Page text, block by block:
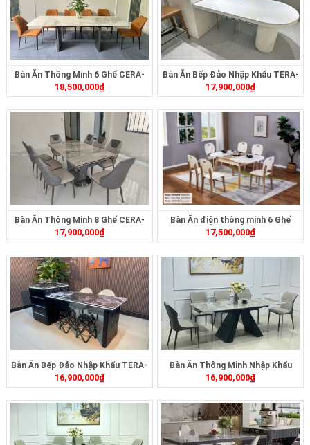
Bàn Ăn Thông Minh 6 Ghế CERA-
2321B
18,500,000₫
Bàn Ăn Bếp Đảo Nhập Khẩu TERA-
493
17,900,000₫
Bàn Ăn Thông Minh 8 Ghế CERA-
C314
17,900,000₫
Bàn Ăn điện thông minh 6 Ghế
TERA-262
17,500,000₫
Bàn Ăn Bếp Đảo Nhập Khẩu TERA-
492
16,900,000₫
Bàn Ăn Thông Minh Nhập Khẩu
CERA-2323
16,900,000₫